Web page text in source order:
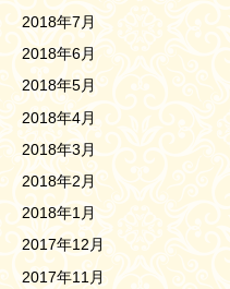
2018年7月
2018年6月
2018年5月
2018年4月
2018年3月
2018年2月
2018年1月
2017年12月
2017年11月